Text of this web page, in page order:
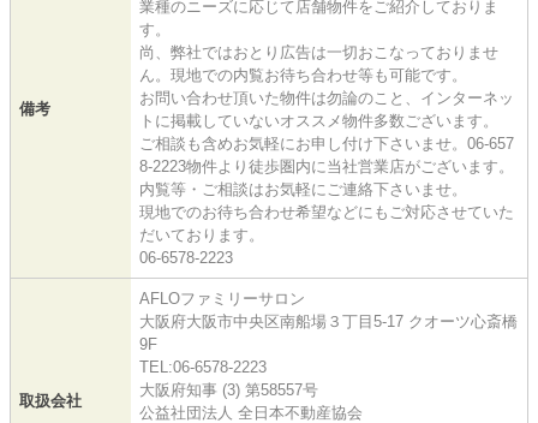
備考
業種のニーズに応じて店舗物件をご紹介しておりま
す。
尚、弊社ではおとり広告は一切おこなっておりませ
ん。現地での内覧お待ち合わせ等も可能です。
お問い合わせ頂いた物件は勿論のこと、インターネッ
トに掲載していないオススメ物件多数ございます。
ご相談も含めお気軽にお申し付け下さいませ。06-657
8-2223物件より徒歩圏内に当社営業店がございます。
内覧等・ご相談はお気軽にご連絡下さいませ。
現地でのお待ち合わせ希望などにもご対応させていた
だいております。
06-6578-2223
取扱会社
AFLOファミリーサロン
大阪府大阪市中央区南船場３丁目5-17 クオーツ心斎橋
9F
TEL:06-6578-2223
大阪府知事 (3) 第58557号
公益社団法人 全日本不動産協会